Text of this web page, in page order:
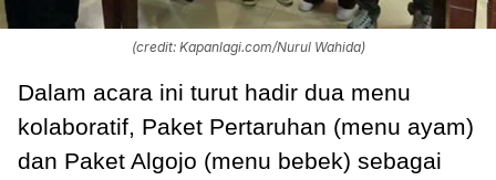
(credit: Kapanlagi.com/Nurul Wahida)
Dalam acara ini turut hadir dua menu
kolaboratif, Paket Pertaruhan (menu ayam)
dan Paket Algojo (menu bebek) sebagai